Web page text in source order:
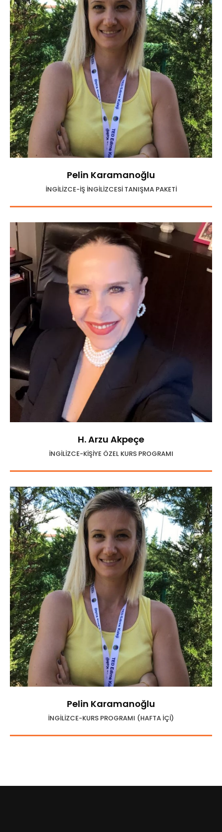
Pelin Karamanoğlu
İNGİLİZCE-İŞ İNGİLİZCESİ TANIŞMA PAKETİ
H. Arzu Akpeçe
İNGİLİZCE-KİŞİYE ÖZEL KURS PROGRAMI
Pelin Karamanoğlu
İNGİLİZCE-KURS PROGRAMI (HAFTA İÇİ)